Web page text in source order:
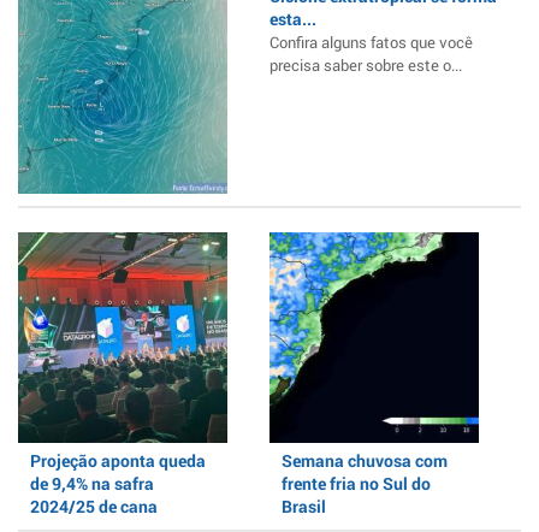
esta...
Confira alguns fatos que você
precisa saber sobre este o...
Projeção aponta queda
de 9,4% na safra
2024/25 de cana
Semana chuvosa com
frente fria no Sul do
Brasil